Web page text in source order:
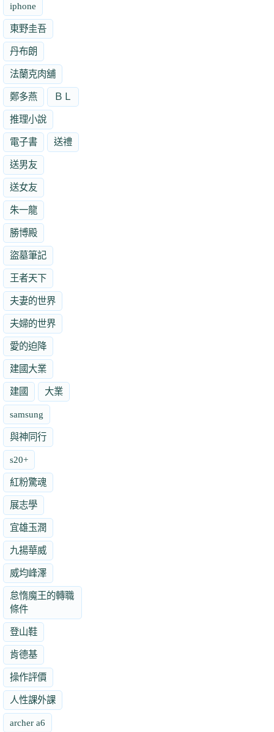
iphone
東野圭吾
丹布朗
法蘭克肉舖
鄭多燕 ＢＬ
推理小說
電子書 送禮
送男友
送女友
朱一龍
勝博殿
盜墓筆記
王者天下
夫妻的世界
夫婦的世界
愛的迫降
建國大業
建國 大業
samsung
與神同行
s20+
紅粉驚魂
展志學
宜雄玉潤
九揚華威
威均峰澤
怠惰魔王的轉職
條件
登山鞋
肯德基
操作評價
人性課外課
archer a6